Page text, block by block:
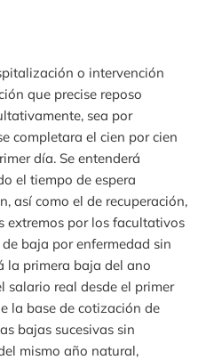
o intervención
que precise reposo
sea por
completara el cien por cien
día. Se entenderá
el tiempo de espera
así como el de recuperación,
extremos por los facultativos
baja por enfermedad sin
la primera baja del ano
salario real desde el primer
la base de cotización de
bajas sucesivas sin
mismo año natural,